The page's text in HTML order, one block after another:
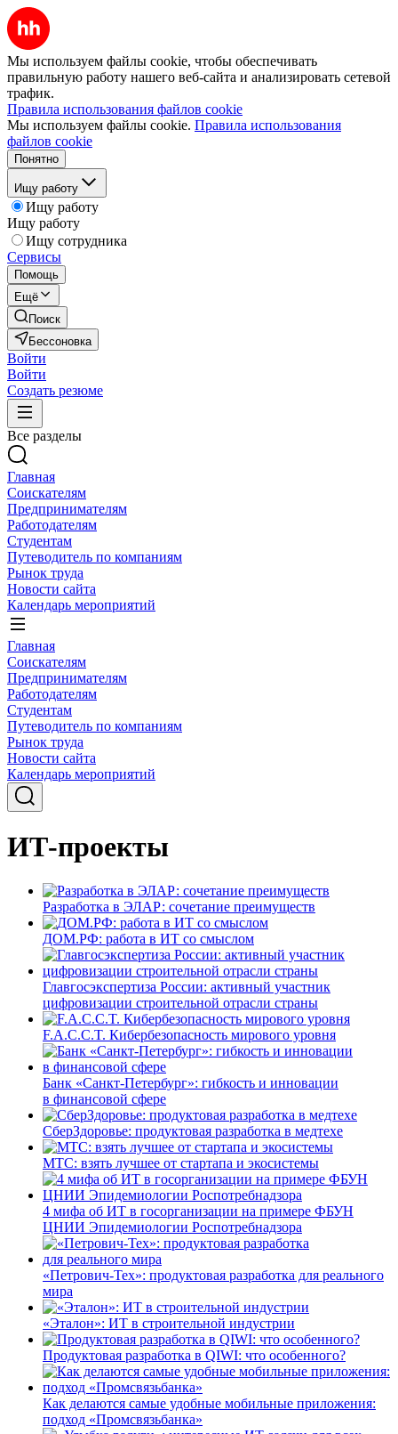
Мы используем файлы cookie, чтобы обеспечивать
правильную работу нашего веб-сайта и анализировать сетевой
трафик.
Правила использования файлов cookie
Мы используем файлы cookie. Правила использования
файлов cookie
Понятно
Ищу работу
Ищу работу
Ищу работу
Ищу сотрудника
Сервисы
Помощь
Ещё
Поиск
Бессоновка
Войти
Войти
Создать резюме
Все разделы
Главная
Соискателям
Предпринимателям
Работодателям
Студентам
Путеводитель по компаниям
Рынок труда
Новости сайта
Календарь мероприятий
Главная
Соискателям
Предпринимателям
Работодателям
Студентам
Путеводитель по компаниям
Рынок труда
Новости сайта
Календарь мероприятий
ИТ-проекты
Разработка в ЭЛАР: сочетание преимуществ
ДОМ.РФ: работа в ИТ со смыслом
Главгосэкспертиза России: активный участник
цифровизации строительной отрасли страны
F.A.C.C.T. Кибербезопасность мирового уровня
Банк «Санкт-Петербург»: гибкость и инновации
в финансовой сфере
СберЗдоровье: продуктовая разработка в медтехе
МТС: взять лучшее от стартапа и экосистемы
4 мифа об ИТ в госорганизации на примере ФБУН
ЦНИИ Эпидемиологии Роспотребнадзора
«Петрович-Тех»: продуктовая разработка для реального
мира
«Эталон»: ИТ в строительной индустрии
Продуктовая разработка в QIWI: что особенного?
Как делаются самые удобные мобильные приложения:
подход «Промсвязьбанка»